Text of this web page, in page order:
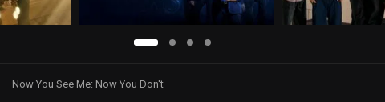
Now You See Me: Now You Don't